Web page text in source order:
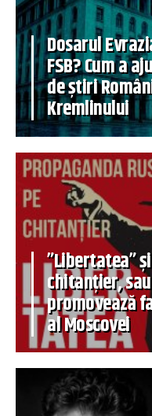
Dosarul
FSB? Cum a
de știri
Kremlinului
”Libertatea”
chitanțier,
promovează
al Moscovei